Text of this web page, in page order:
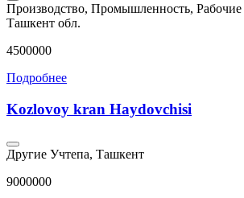
Производство, Промышленность, Рабочие
Ташкент обл.
4500000
Подробнее
Kozlovoy kran Haydovchisi
Другие Учтепа, Ташкент
9000000